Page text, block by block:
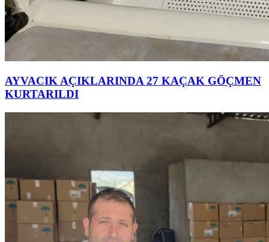
AYVACIK AÇIKLARINDA 27 KAÇAK GÖÇMEN
KURTARILDI